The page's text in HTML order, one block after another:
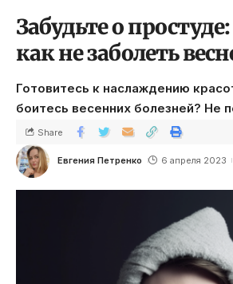
Забудьте о
как не заболеть
Готовитесь к наслаждению
боитесь весенних болезней? Не
Евгения Петренко 6 апреля 2023
Share